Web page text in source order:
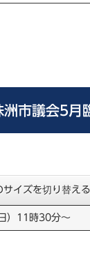
市議会5月
サイズを切り替える
）11時30分～